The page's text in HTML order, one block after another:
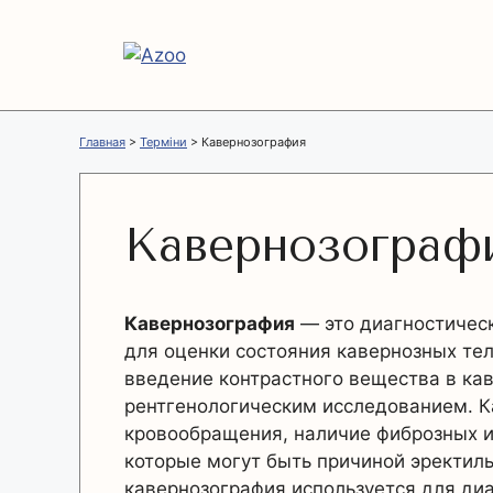
Главная > Терміни > Кавернозография
Кавернозография — это
для оценки состояния кавернозных
введение контрастного вещества в
рентгенологическим исследованием.
кровообращения, наличие фиброзных
которые могут быть причиной
кавернозография используется для